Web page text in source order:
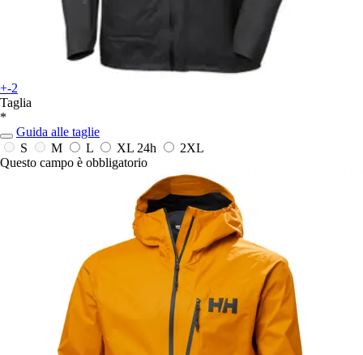
+-2
Taglia
*
Guida alle taglie
S
M L XL 24h
2XL
Questo campo è obbligatorio